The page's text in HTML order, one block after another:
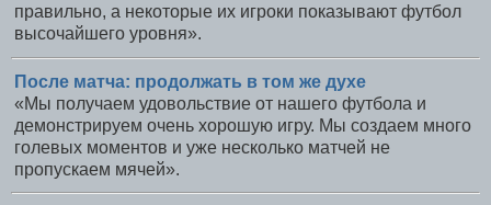
правильно, а некоторые их игроки показывают футбол
высочайшего уровня».
После матча: продолжать в том же духе
«Мы получаем удовольствие от нашего футбола и
демонстрируем очень хорошую игру. Мы создаем много
голевых моментов и уже несколько матчей не
пропускаем мячей».